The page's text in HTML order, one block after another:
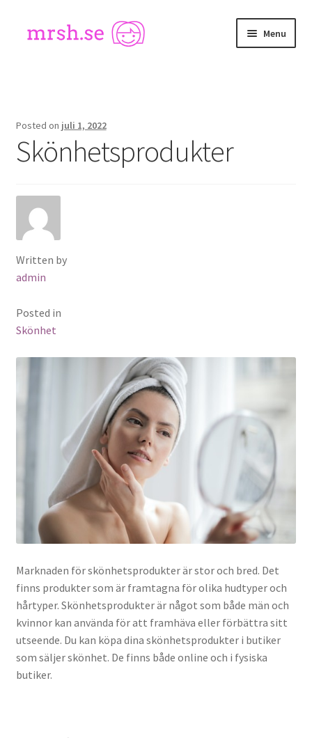
Menu
Posted on juli 1, 2022
Skönhetsprodukter
Written by
admin
Posted in
Skönhet
Marknaden för skönhetsprodukter är stor och bred. Det
finns produkter som är framtagna för olika hudtyper och
hårtyper. Skönhetsprodukter är något som både män och
kvinnor kan använda för att framhäva eller förbättra sitt
utseende. Du kan köpa dina skönhetsprodukter i butiker
som säljer skönhet. De finns både online och i fysiska
butiker.